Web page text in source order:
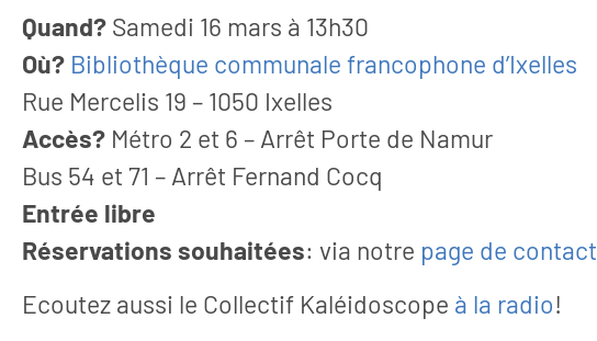
Quand? Samedi 16 mars à 13h30
Où? Bibliothèque communale francophone d’Ixelles
Rue Mercelis 19 – 1050 Ixelles
Accès? Métro 2 et 6 – Arrêt Porte de Namur
Bus 54 et 71 – Arrêt Fernand Cocq
Entrée libre
Réservations souhaitées: via notre page de contact
Ecoutez aussi le Collectif Kaléidoscope à la radio!
30 juillet 2026
à la créativité:
recueil, nouveau
parcours
le silence Samedi 18 avril
La Rue, à Molenbeek-
Jean, a ouvert...
D'hier à demain: quand
rencontrent
Une invitation Mardi 23 juin, à 14h,
d’enfants / de l’école...